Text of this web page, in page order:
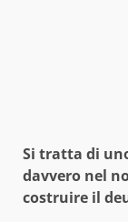
Si tratta di
davvero nel
costruire il